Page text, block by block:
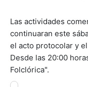
Las actividades
continuaran este
el acto protocolar y
Desde las 20:00
Folclórica".